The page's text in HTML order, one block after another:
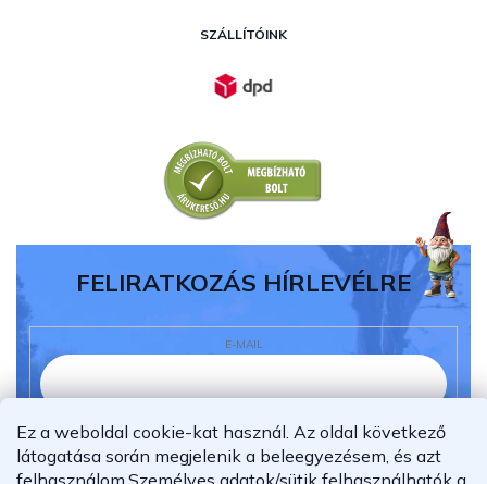
Ez a weboldal cookie-kat használ. Az oldal következő
látogatása során megjelenik a beleegyezésem, és azt
felhasználom. Személyes adatok/sütik felhasználhatók a
SZÁLLÍTÓINK
FELIRATKOZÁS HÍRLEVÉLRE
E-MAIL
Elolvastam és megértettem azadatvédelmi
nyilatkozatot.